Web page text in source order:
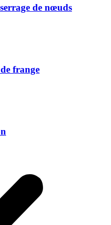
de nœuds
frange